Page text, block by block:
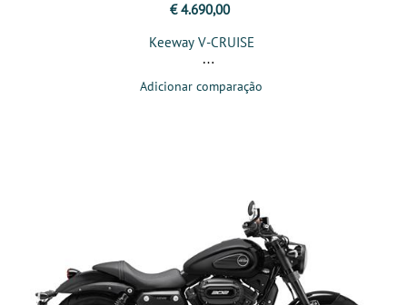
€ 4.690,00
Keeway V-CRUISE
Adicionar comparação